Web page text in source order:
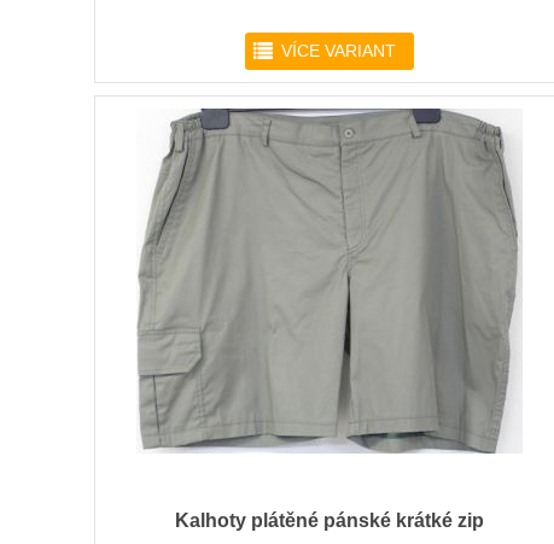
r VÍCE VARIANT
Kalhoty plátěné pánské krátké zip